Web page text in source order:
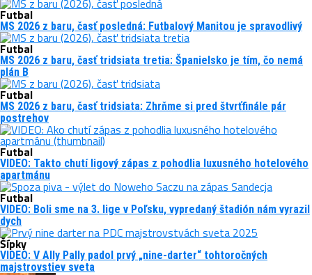
Futbal
MS 2026 z baru, časť posledná: Futbalový Manitou je spravodlivý
Futbal
MS 2026 z baru, časť tridsiata tretia: Španielsko je tím, čo nemá
plán B
Futbal
MS 2026 z baru, časť tridsiata: Zhrňme si pred štvrťfinále pár
postrehov
Futbal
VIDEO: Takto chutí ligový zápas z pohodlia luxusného hotelového
apartmánu
Futbal
VIDEO: Boli sme na 3. lige v Poľsku, vypredaný štadión nám vyrazil
dych
Šípky
VIDEO: V Ally Pally padol prvý „nine-darter“ tohtoročných
majstrovstiev sveta